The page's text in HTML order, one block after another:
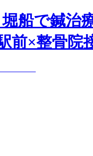
堀船で鍼
×整骨院